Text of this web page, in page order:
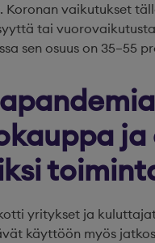
Koronan vaikutukset
tai
sen osuus on 35–55
yritykset ja
käyttöön myös